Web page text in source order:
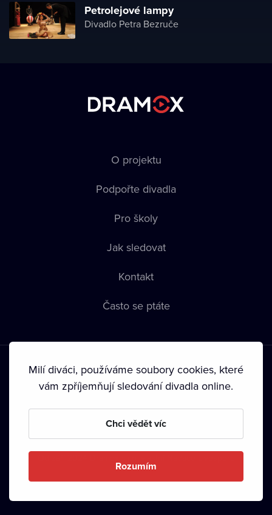
Petrolejové lampy
Divadlo Petra Bezruče
O projektu
Podpořte divadla
Pro školy
Jak sledovat
Kontakt
Často se ptáte
Podmínky používání • Ochrana soukromí • Zásady používání
• Autorská práva•
Milí diváci, používáme soubory cookies, které
vám zpříjemňují sledování divadla online.
Chci vědět víc
Rozumím